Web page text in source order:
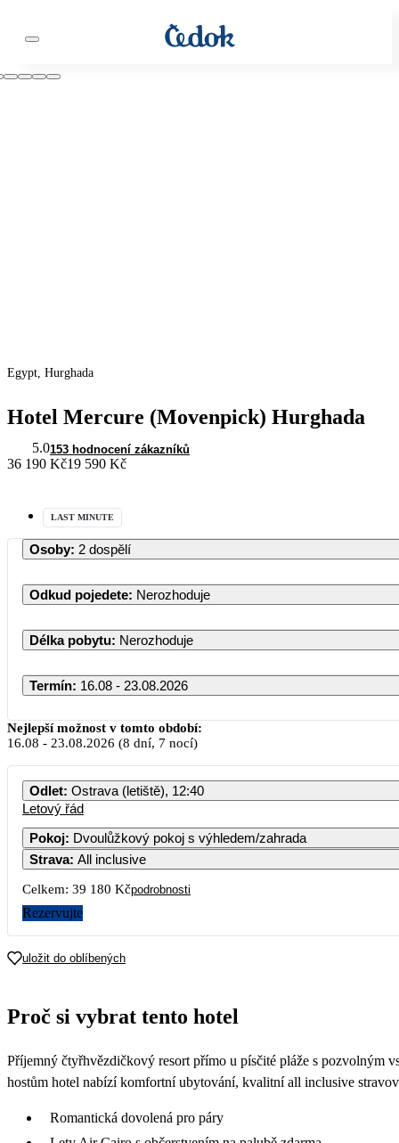
Egypt, Hurghada
Hotel Mercure (Movenpick) Hurghada
5.0153 hodnocení zákazníků
36 190 Kč19 590 Kč
LAST MINUTE
Osoby: 2 dospělí
Odkud pojedete: Nerozhoduje
Délka pobytu: Nerozhoduje
Termín: 16.08 - 23.08.2026
Nejlepší možnost v tomto období:
16.08 - 23.08.2026 (8 dní, 7 nocí)
Odlet: Ostrava (letiště), 12:40
Letový řád
Pokoj: Dvoulůžkový pokoj s výhledem/zahrada
Strava: All inclusive
Celkem: 39 180 Kčpodrobnosti
Rezervujte
uložit do oblíbených
Proč si vybrat tento hotel
Příjemný čtyřhvězdičkový resort přímo u písčité pláže s pozvolným
hostům hotel nabízí komfortní ubytování, kvalitní all inclusive
Romantická dovolená pro páry